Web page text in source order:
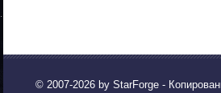
© 2007-2026 by StarForge -